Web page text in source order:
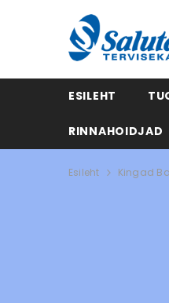
ESILEHT
RINNAHOIDJAD
Esileht Kingad